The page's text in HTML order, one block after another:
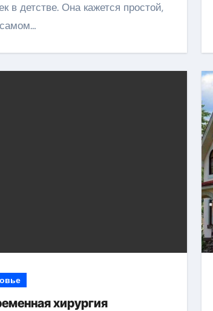
в детстве. Она кажется простой,
хирургия